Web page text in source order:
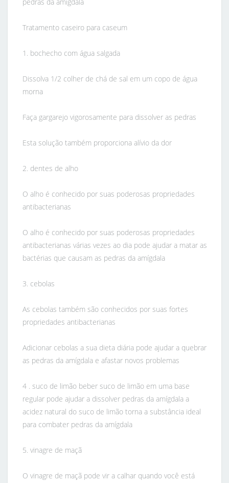
Tratamento caseiro para caseum
1. bochecho com água salgada
Dissolva 1/2 colher de chá de sal em um copo de água
morna
Faça gargarejo vigorosamente para dissolver as pedras
Esta solução também proporciona alívio da dor
2. dentes de alho
O alho é conhecido por suas poderosas propriedades
antibacterianas
O alho é conhecido por suas poderosas propriedades
antibacterianas várias vezes ao dia pode ajudar a matar as
bactérias que causam as pedras da amígdala
3. cebolas
As cebolas também são conhecidos por suas fortes
propriedades antibacterianas
Adicionar cebolas a sua dieta diária pode ajudar a quebrar
as pedras da amígdala e afastar novos problemas
4 . suco de limão beber suco de limão em uma base
regular pode ajudar a dissolver pedras da amígdala a
acidez natural do suco de limão torna a substância ideal
para combater pedras da amígdala
5. vinagre de maçã
O vinagre de maçã pode vir a calhar quando você está